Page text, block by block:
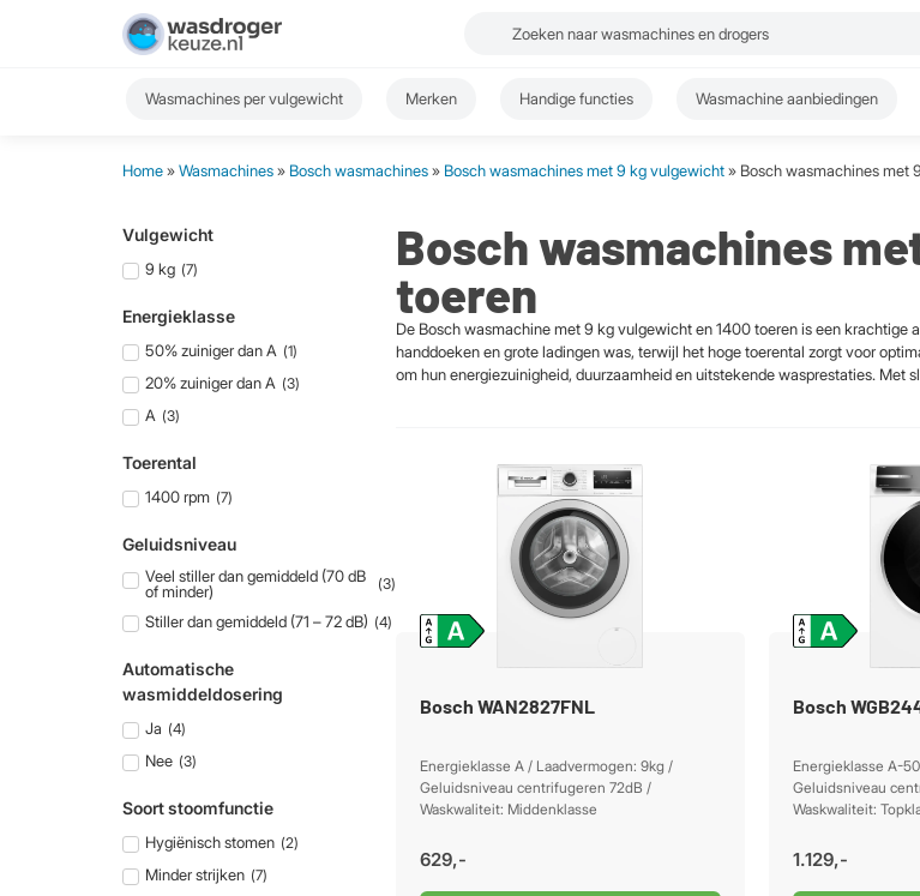
Wasmachines per vulgewicht Merken Handige functies Wasmachine aanbiedingen
Home»Wasmachines» Bosch wasmachines» Bosch wasmachines met 9 kg vulgewicht» Bosch wasmachines met
Vulgewicht
9 kg (7)
Energieklasse
50% zuiniger dan A (1)
20% zuiniger dan A (3)
A (3)
Toerental
1400 rpm (7)
Geluidsniveau
Veel stiller dan gemiddeld (70 dB
of minder)
(3)
Stiller dan gemiddeld (71 – 72 dB) (4)
Automatische
wasmiddeldosering
Ja (4)
Nee (3)
Soort stoomfunctie
Hygiënisch stomen (2)
Minder strijken (7)
Bosch wasmachines
toeren
De Bosch wasmachine met 9 kg vulgewicht en 1400 toeren is een
handdoeken en grote ladingen was, terwijl het hoge toerental zorgt voor
om hun energiezuinigheid, duurzaamheid en uitstekende wasprestaties. Met
Bosch WAN2827FNL
Energieklasse A / Laadvermogen: 9kg /
Geluidsniveau centrifugeren 72dB /
Waskwaliteit: Middenklasse
629,-
Bosch
Energieklasse A-
Geluidsniveau
Waskwaliteit:
1.129,-